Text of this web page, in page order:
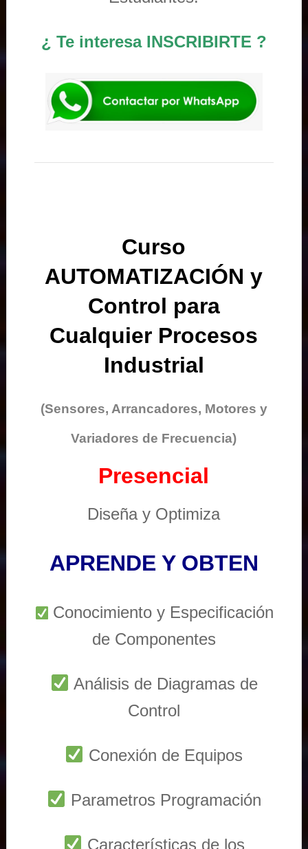
¿ Te interesa INSCRIBIRTE ?
Curso
AUTOMATIZACIÓN y
Control para
Cualquier Procesos
Industrial
(Sensores, Arrancadores, Motores y
Variadores de Frecuencia)
Presencial
Diseña y Optimiza
APRENDE Y OBTEN
Conocimiento y Especificación
de Componentes
Análisis de Diagramas de
Control
Conexión de Equipos
Parametros Programación
Características de los